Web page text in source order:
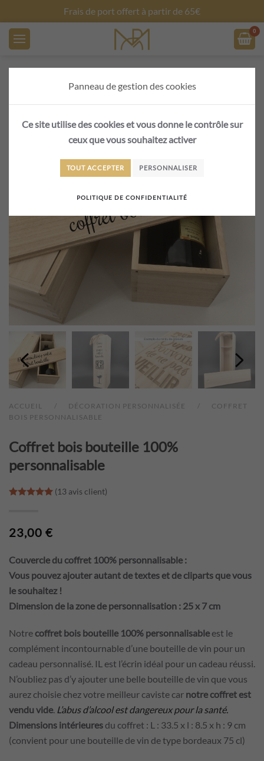
Panneau de gestion des cookies
Ce site utilise des cookies et vous donne le contrôle sur
ceux que vous souhaitez activer
TOUT ACCEPTER PERSONNALISER
POLITIQUE DE CONFIDENTIALITÉ
Skip to main content
à partir de 65€ Créez vos
ACCUEIL DÉCORATION PERSONNALISÉE
COFFRET
BOIS PERSONNALISABLE
Coffret bois bouteille 100%
personnalisable
Noté5.00sur 5 basé sur
13
(13 avis client)
23,00 €
Couvercle du coffret 100% personnalisable :
Vous pouvez ajouter autant de textes et de cliparts que vous
le souhaitez !
Dimension de la zone de personnalisation : 25 x 7 cm
Notre coffret bois bouteille 100% personnalisable est le
complément incontournable d’une bouteille de vin pour un
cadeau personnalisé. IL est l’écrin idéal pour un cadeau réussi.
N’oubliez pas d’y ajouter une belle bouteille de vin que vous
aurez choisie chez votre meilleur caviste car notre coffret est
vendu vide. L’abus d’alcool est dangereux pour la santé.
Dimensions intérieures du coffret : L : 33.5 x l : 8.5 x h : 9 cm
(convient pour une bouteille de vin de type bordeaux 75 cl)